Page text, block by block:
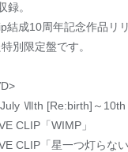
録。
結成10周年記念作品リ
別限定盤です。
Ⅶth [Re:birth]～10th
CLIP「WIMP」
CLIP「星一つ灯らな